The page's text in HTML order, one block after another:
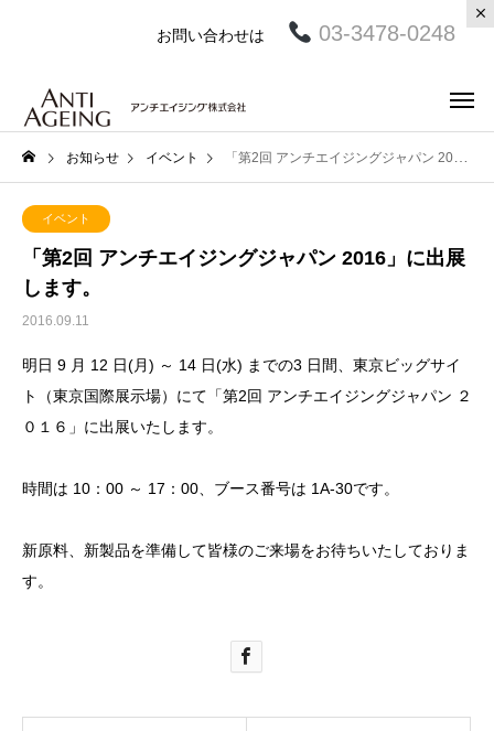
お問い合わせは 03-3478-0248
お知らせ イベント 「第2回 アンチエイジングジャパン 2016」に出展します。
イベント
「第2回 アンチエイジングジャパン 2016」に出展
します。
2016.09.11
明日 9 月 12 日(月) ～ 14 日(水) までの3 日間、東京ビッグサイ
ト（東京国際展示場）にて「第2回 アンチエイジングジャパン ２
０１６」に出展いたします。
時間は 10 ： 00 ～ 17 ： 00 、ブース番号は 1A-30です。
新原料、新製品を準備して皆様のご来場をお待ちいたしておりま
す。